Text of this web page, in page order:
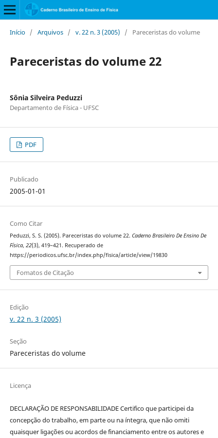
Início / Arquivos / v. 22 n. 3 (2005) / Pareceristas do volume
Pareceristas do volume 22
Sônia Silveira Peduzzi
Departamento de Física - UFSC
PDF
Publicado
2005-01-01
Como Citar
Peduzzi, S. S. (2005). Pareceristas do volume 22. Caderno Brasileiro De Ensino De
Física, 22(3), 419–421. Recuperado de
https://periodicos.ufsc.br/index.php/fisica/article/view/19830
Fomatos de Citação
Edição
v. 22 n. 3 (2005)
Seção
Pareceristas do volume
Licença
DECLARAÇÃO DE RESPONSABILIDADE Certifico que participei da
concepção do trabalho, em parte ou na íntegra, que não omiti
quaisquer ligações ou acordos de financiamento entre os autores e